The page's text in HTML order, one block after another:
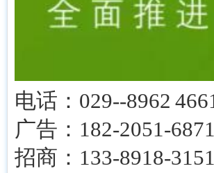
电话：029--8962
广告：182-2051-6871
招商：133-8918-3151